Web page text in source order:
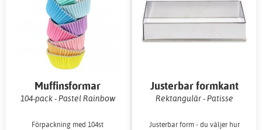
Muffinsformar
104-pack - Pastel Rainbow
Förpackning med 104st
Justerbar formkant
Rektangulär - Patisse
Justerbar form - du väljer hur